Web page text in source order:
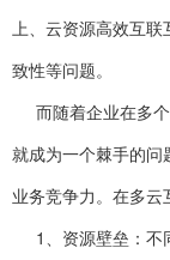
上、云资源高效互
致性等问题。
而随着企业在多
就成为一个棘手的问
业务竞争力。在多云
1、资源壁垒：不